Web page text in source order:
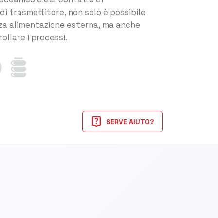
trasmettitore, non solo è possibile
alimentazione esterna, ma anche
i processi.
live_help SERVE AIUTO?